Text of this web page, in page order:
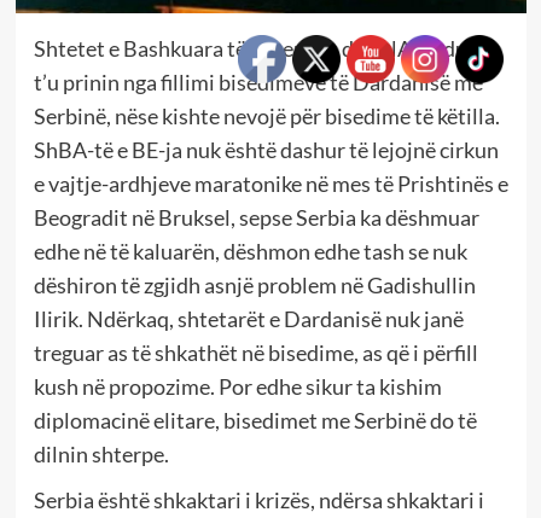
Shtetet e Bashkuara të Amerikës dhe NATO duhej
t’u prinin nga fillimi bisedimeve të Dardanisë me
Serbinë, nëse kishte nevojë për bisedime të këtilla.
ShBA-të e BE-ja nuk është dashur të lejojnë cirkun
e vajtje-ardhjeve maratonike në mes të Prishtinës e
Beogradit në Bruksel, sepse Serbia ka dëshmuar
edhe në të kaluarën, dëshmon edhe tash se nuk
dëshiron të zgjidh asnjë problem në Gadishullin
Ilirik. Ndërkaq, shtetarët e Dardanisë nuk janë
treguar as të shkathët në bisedime, as që i përfill
kush në propozime. Por edhe sikur ta kishim
diplomacinë elitare, bisedimet me Serbinë do të
dilnin shterpe.
Serbia është shkaktari i krizës, ndërsa shkaktari i